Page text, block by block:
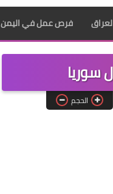
فرص عمل في اليمن
سوريا
الحجم